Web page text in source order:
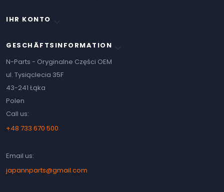
IHR KONTO
GESCHÄFTSINFORMATION
N-Parts - Oryginalne Części OEM
ul. Tysiąclecia 35F
43-241 Łąka
Polen
Call us:
+48 733 670 500
Email us:
japannparts@gmail.com